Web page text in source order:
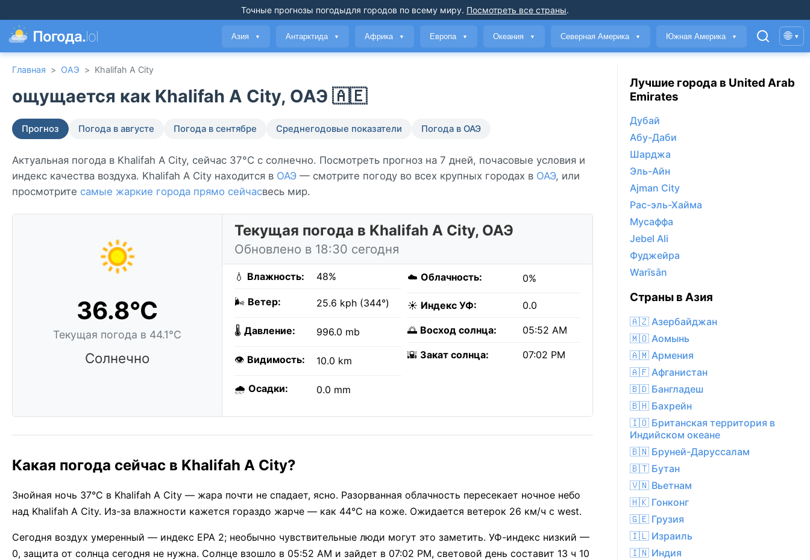
Точные прогнозы погодыдля городов по всему миру. Посмотреть все страны.
Погода.lol Азия ▼ Антарктида ▼ Африка ▼ Европа ▼ Океания ▼ Северная Америка ▼ Южная Америка ▼ 🌐 ▾
Главная > ОАЭ > Khalifah A City
ощущается как Khalifah A City, ОАЭ 🇦🇪
Прогноз Погода в августе Погода в сентябре Среднегодовые показатели Погода в ОАЭ
Актуальная погода в Khalifah A City, сейчас 37°C с солнечно. Посмотреть прогноз на 7 дней, почасовые условия и
индекс качества воздуха. Khalifah A City находится в ОАЭ — смотрите погоду во всех крупных городах в ОАЭ, или
просмотрите самые жаркие города прямо сейчасвесь мир.
36.8°C
Текущая погода в 44.1°C
Солнечно
Текущая погода в Khalifah A City, ОАЭ
Обновлено в 18:30 сегодня
💧 Влажность: 48%
🌬️ Ветер: 25.6 kph (344°)
🌡️ Давление: 996.0 mb
👁️ Видимость: 10.0 km
🌧️ Осадки: 0.0 mm
☁️ Облачность: 0%
☀️ Индекс УФ: 0.0
🌅 Восход солнца: 05:52 AM
🌇 Закат солнца: 07:02 PM
Какая погода сейчас в Khalifah A City?
Знойная ночь 37°C в Khalifah A City — жара почти не спадает, ясно. Разорванная облачность пересекает ночное небо
над Khalifah A City. Из-за влажности кажется гораздо жарче — как 44°C на коже. Ожидается ветерок 26 км/ч с west.
Сегодня воздух умеренный — индекс EPA 2; необычно чувствительные люди могут это заметить. УФ-индекс низкий —
0, защита от солнца сегодня не нужна. Солнце взошло в 05:52 AM и зайдет в 07:02 PM, световой день составит 13 ч 10
Лучшие города в United Arab
Emirates
Дубай
Абу-Даби
Шарджа
Эль-Айн
Ajman City
Рас-эль-Хайма
Мусаффа
Jebel Ali
Фуджейра
Warīsān
Страны в Азия
🇦🇿 Азербайджан
🇲🇴 Аомынь
🇦🇲 Армения
🇦🇫 Афганистан
🇧🇩 Бангладеш
🇧🇭 Бахрейн
🇮🇴 Британская территория в
Индийском океане
🇧🇳 Бруней-Даруссалам
🇧🇹 Бутан
🇻🇳 Вьетнам
🇭🇰 Гонконг
🇬🇪 Грузия
🇮🇱 Израиль
🇮🇳 Индия